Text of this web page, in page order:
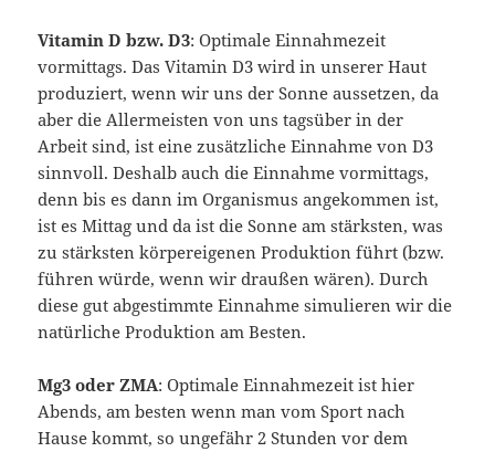
Vitamin D bzw. D3: Optimale Einnahmezeit
vormittags. Das Vitamin D3 wird in unserer Haut
produziert, wenn wir uns der Sonne aussetzen, da
aber die Allermeisten von uns tagsüber in der
Arbeit sind, ist eine zusätzliche Einnahme von D3
sinnvoll. Deshalb auch die Einnahme vormittags,
denn bis es dann im Organismus angekommen ist,
ist es Mittag und da ist die Sonne am stärksten, was
zu stärksten körpereigenen Produktion führt (bzw.
führen würde, wenn wir draußen wären). Durch
diese gut abgestimmte Einnahme simulieren wir die
natürliche Produktion am Besten.
Mg3 oder ZMA: Optimale Einnahmezeit ist hier
Abends, am besten wenn man vom Sport nach
Hause kommt, so ungefähr 2 Stunden vor dem